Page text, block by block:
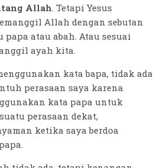
Allah . Tetapi Yesus
Allah dengan sebutan
papa atau abah. Atau sesuai
ayah kita.
kata bapa, tidak ada
perasaan saya karena
kata papa untuk
perasaan dekat,
ketika saya berdoa